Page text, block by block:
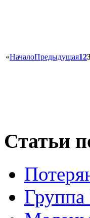
«НачалоПредыдущая12
Статьи